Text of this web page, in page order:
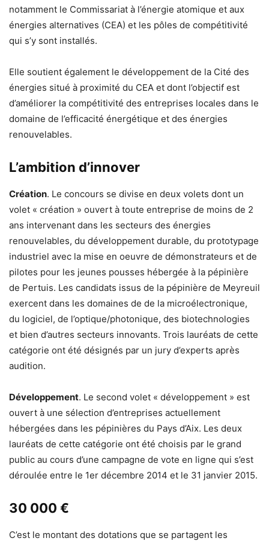
notamment le Commissariat à l’énergie atomique et aux
énergies alternatives (CEA) et les pôles de compétitivité
qui s’y sont installés.
Elle soutient également le développement de la Cité des
énergies situé à proximité du CEA et dont l’objectif est
d’améliorer la compétitivité des entreprises locales dans le
domaine de l’efficacité énergétique et des énergies
renouvelables.
L’ambition d’innover
Création. Le concours se divise en deux volets dont un
volet « création » ouvert à toute entreprise de moins de 2
ans intervenant dans les secteurs des énergies
renouvelables, du développement durable, du prototypage
industriel avec la mise en oeuvre de démonstrateurs et de
pilotes pour les jeunes pousses hébergée à la pépinière
de Pertuis. Les candidats issus de la pépinière de Meyreuil
exercent dans les domaines de de la microélectronique,
du logiciel, de l’optique/photonique, des biotechnologies
et bien d’autres secteurs innovants. Trois lauréats de cette
catégorie ont été désignés par un jury d’experts après
audition.
Développement. Le second volet « développement » est
ouvert à une sélection d’entreprises actuellement
hébergées dans les pépinières du Pays d’Aix. Les deux
lauréats de cette catégorie ont été choisis par le grand
public au cours d’une campagne de vote en ligne qui s’est
déroulée entre le 1er décembre 2014 et le 31 janvier 2015.
30 000 €
C’est le montant des dotations que se partagent les